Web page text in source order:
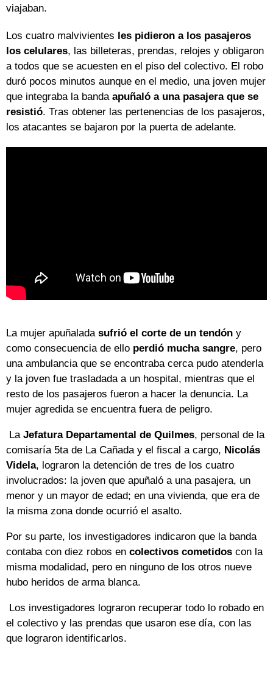
viajaban.
Los cuatro malvivientes les pidieron a los pasajeros
los celulares, las billeteras, prendas, relojes y obligaron
a todos que se acuesten en el piso del colectivo. El robo
duró pocos minutos aunque en el medio, una joven mujer
que integraba la banda apuñaló a una pasajera que se
resistió. Tras obtener las pertenencias de los pasajeros,
los atacantes se bajaron por la puerta de adelante.
La mujer apuñalada sufrió el corte de un tendón y
como consecuencia de ello perdió mucha sangre, pero
una ambulancia que se encontraba cerca pudo atenderla
y la joven fue trasladada a un hospital, mientras que el
resto de los pasajeros fueron a hacer la denuncia. La
mujer agredida se encuentra fuera de peligro.
La Jefatura Departamental de Quilmes, personal de la
comisaría 5ta de La Cañada y el fiscal a cargo, Nicolás
Videla, lograron la detención de tres de los cuatro
involucrados: la joven que apuñaló a una pasajera, un
menor y un mayor de edad; en una vivienda, que era de
la misma zona donde ocurrió el asalto.
Por su parte, los investigadores indicaron que la banda
contaba con diez robos en colectivos cometidos con la
misma modalidad, pero en ninguno de los otros nueve
hubo heridos de arma blanca.
Los investigadores lograron recuperar todo lo robado en
el colectivo y las prendas que usaron ese día, con las
que lograron identificarlos.